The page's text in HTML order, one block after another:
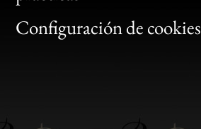
Configuración de cookies